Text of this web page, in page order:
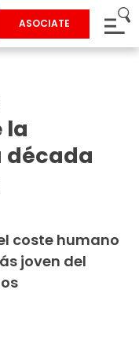
ASOCIATE
la
década
coste humano
joven del